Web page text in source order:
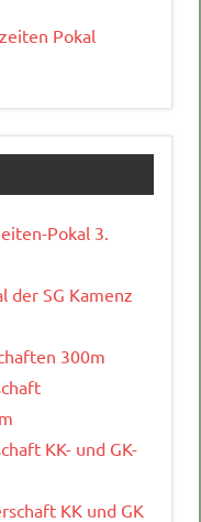
Pokal
Pokal 3.
der SG Kamenz
300m
KK- und GK-
KK und GK